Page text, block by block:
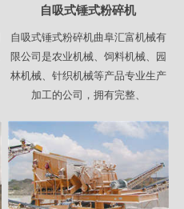
自吸式锤式粉碎机
自吸式锤式粉碎机曲阜汇富机械有
限公司是农业机械、饲料机械、园
林机械、针织机械等产品专业生产
加工的公司，拥有完整、